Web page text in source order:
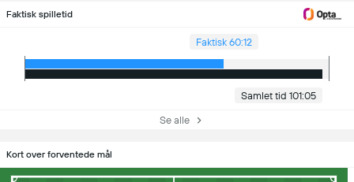
Faktisk spilletid
Faktisk 60:12
Samlet tid 101:05
Se alle
Kort over forventede mål